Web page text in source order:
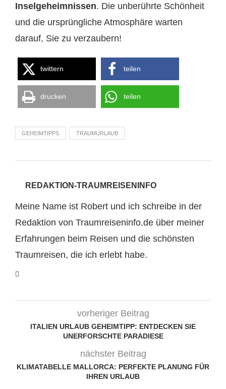
Inselgeheimnissen. Die unberührte Schönheit
und die ursprüngliche Atmosphäre warten
darauf, Sie zu verzaubern!
twittern teilen
drucken teilen
GEHEIMTIPPS TRAUMURLAUB
REDAKTION-TRAUMREISENINFO
Meine Name ist Robert und ich schreibe in der
Redaktion von Traumreiseninfo.de über meiner
Erfahrungen beim Reisen und die schönsten
Traumreisen, die ich erlebt habe.
vorheriger Beitrag
ITALIEN URLAUB GEHEIMTIPP: ENTDECKEN SIE
UNERFORSCHTE PARADIESE
nächster Beitrag
KLIMATABELLE MALLORCA: PERFEKTE PLANUNG FÜR
IHREN URLAUB